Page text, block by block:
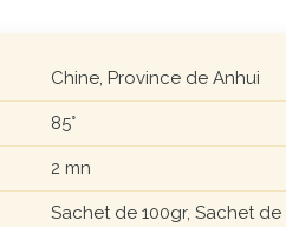
Chine, Province de Anhui
85°
2 mn
Sachet de 100gr, Sachet